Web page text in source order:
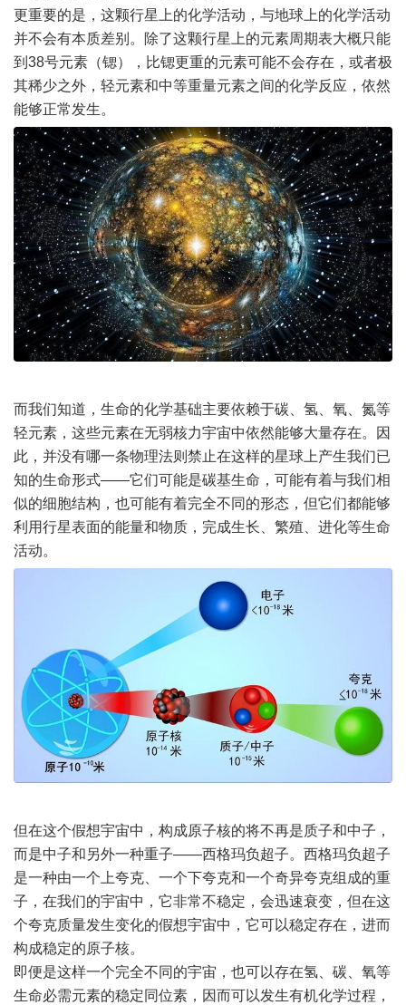
更重要的是，这颗行星上的化学活动，与地球上的化学活动
并不会有本质差别。除了这颗行星上的元素周期表大概只能
到38号元素（锶），比锶更重的元素可能不会存在，或者极
其稀少之外，轻元素和中等重量元素之间的化学反应，依然
能够正常发生。
而我们知道，生命的化学基础主要依赖于碳、氢、氧、氮等
轻元素，这些元素在无弱核力宇宙中依然能够大量存在。因
此，并没有哪一条物理法则禁止在这样的星球上产生我们已
知的生命形式——它们可能是碳基生命，可能有着与我们相
似的细胞结构，也可能有着完全不同的形态，但它们都能够
利用行星表面的能量和物质，完成生长、繁殖、进化等生命
活动。
但在这个假想宇宙中，构成原子核的将不再是质子和中子，
而是中子和另外一种重子——西格玛负超子。西格玛负超子
是一种由一个上夸克、一个下夸克和一个奇异夸克组成的重
子，在我们的宇宙中，它非常不稳定，会迅速衰变，但在这
个夸克质量发生变化的假想宇宙中，它可以稳定存在，进而
构成稳定的原子核。
即便是这样一个完全不同的宇宙，也可以存在氢、碳、氧等
生命必需元素的稳定同位素，因而可以发生有机化学过程，